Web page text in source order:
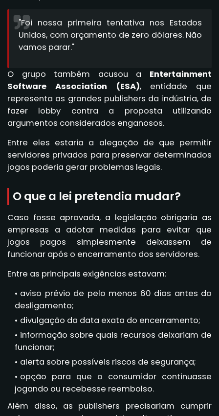
"Foi nossa primeira tentativa nos Estados
Unidos, com orçamento de zero dólares. Não
vamos parar."
O grupo também acusou a Entertainment
Software Association (ESA), entidade que
representa as grandes publishers da indústria, de
fazer lobby contra a proposta utilizando
argumentos considerados enganosos.
Entre eles estaria a alegação de que permitir
servidores privados para preservar determinados
jogos poderia gerar problemas legais.
O que a lei pretendia mudar?
Caso fosse aprovada, a legislação obrigaria as
empresas a adotar medidas para evitar que
jogos pagos simplesmente deixassem de
funcionar após o encerramento dos servidores.
Entre as principais exigências estavam:
aviso prévio de pelo menos 60 dias antes do
desligamento;
divulgação da data exata do encerramento;
informação sobre quais recursos deixariam de
funcionar;
alerta sobre possíveis riscos de segurança;
opção para que o consumidor continuasse
jogando ou recebesse reembolso.
Além disso, as publishers precisariam cumprir